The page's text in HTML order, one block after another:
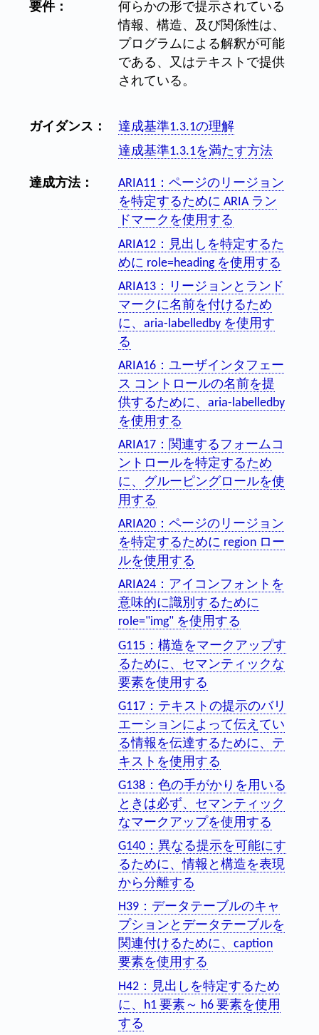
要件：
何らかの形で提示されている
情報、構造、及び関係性は、
プログラムによる解釈が可能
である、又はテキストで提供
されている。
ガイダンス：
達成基準1.3.1の理解
達成基準1.3.1を満たす方法
達成方法：
ARIA11：ページのリージョン
を特定するために ARIA ラン
ドマークを使用する
ARIA12：見出しを特定するた
めに role=heading を使用する
ARIA13：リージョンとランド
マークに名前を付けるため
に、aria-labelledby を使用す
る
ARIA16：ユーザインタフェー
ス コントロールの名前を提
供するために、aria-labelledby
を使用する
ARIA17：関連するフォームコ
ントロールを特定するため
に、グルーピングロールを使
用する
ARIA20：ページのリージョン
を特定するために region ロー
ルを使用する
ARIA24：アイコンフォントを
意味的に識別するために
role="img" を使用する
G115：構造をマークアップす
るために、セマンティックな
要素を使用する
G117：テキストの提示のバリ
エーションによって伝えてい
る情報を伝達するために、テ
キストを使用する
G138：色の手がかりを用いる
ときは必ず、セマンティック
なマークアップを使用する
G140：異なる提示を可能にす
るために、情報と構造を表現
から分離する
H39：データテーブルのキャ
プションとデータテーブルを
関連付けるために、caption
要素を使用する
H42：見出しを特定するため
に、h1 要素～ h6 要素を使用
する